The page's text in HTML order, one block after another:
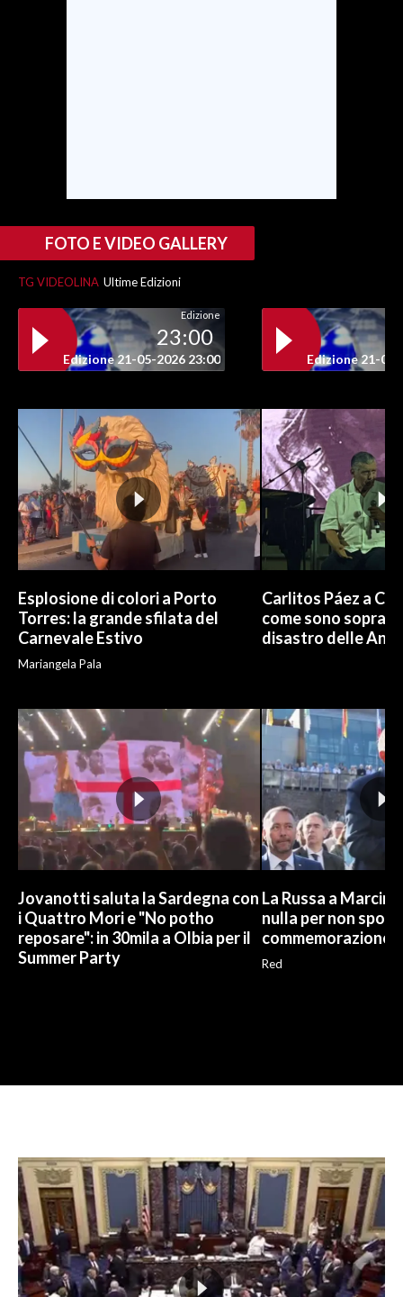
FOTO E VIDEO GALLERY
TG VIDEOLINA Ultime Edizioni
Edizione
23:00
Edizione 21-05-2026 23:00 Edizione 21-05-
Esplosione di colori a Porto
Torres: la grande sfilata del
Carnevale Estivo
Mariangela Pala
Carlitos Páez a
come sono
disastro delle
Jovanotti saluta la Sardegna con
i Quattro Mori e "No potho
reposare": in 30mila a Olbia per il
Summer Party
La Russa a
nulla per non
commemorazione
Red